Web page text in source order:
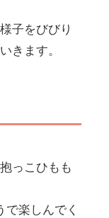
子をびびり
きます。
っこひもも
楽しんでく